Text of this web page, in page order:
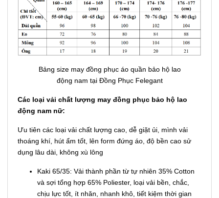
Bảng size may đồng phục áo quần bảo hộ lao
động nam tại Đồng Phục Felegant
Các loại vải chất lượng may đồng phục bảo hộ lao
động nam nữ:
Ưu tiên các loại vải chất lượng cao, dễ giặt ủi, mình vải
thoáng khí, hút ẩm tốt, lên form đứng áo, độ bền cao sử
dụng lâu dài, không xù lông
Kaki 65/35: Vải thành phần từ tự nhiên 35% Cotton
và sợi tổng hợp 65% Poliester, loại vải bền, chắc,
chịu lực tốt, ít nhăn, nhanh khô, tiết kiệm thời gian